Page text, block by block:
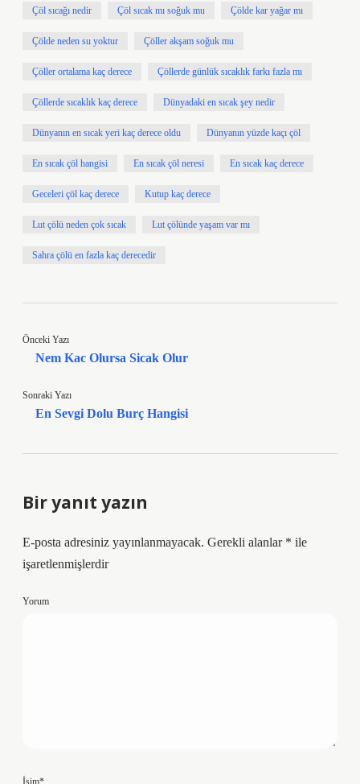
Çöl sıcağı nedir Çöl sıcak mı soğuk mu Çölde kar yağar mı
Çölde neden su yoktur Çöller akşam soğuk mu
Çöller ortalama kaç derece Çöllerde günlük sıcaklık farkı fazla mı
Çöllerde sıcaklık kaç derece Dünyadaki en sıcak şey nedir
Dünyanın en sıcak yeri kaç derece oldu Dünyanın yüzde kaçı çöl
En sıcak çöl hangisi En sıcak çöl neresi En sıcak kaç derece
Geceleri çöl kaç derece Kutup kaç derece
Lut çölü neden çok sıcak Lut çölünde yaşam var mı
Sahra çölü en fazla kaç derecedir
Önceki Yazı
Nem Kac Olursa Sicak Olur
Sonraki Yazı
En Sevgi Dolu Burç Hangisi
Bir yanıt yazın
E-posta adresiniz yayınlanmayacak. Gerekli alanlar * ile
işaretlenmişlerdir
Yorum
İsim*